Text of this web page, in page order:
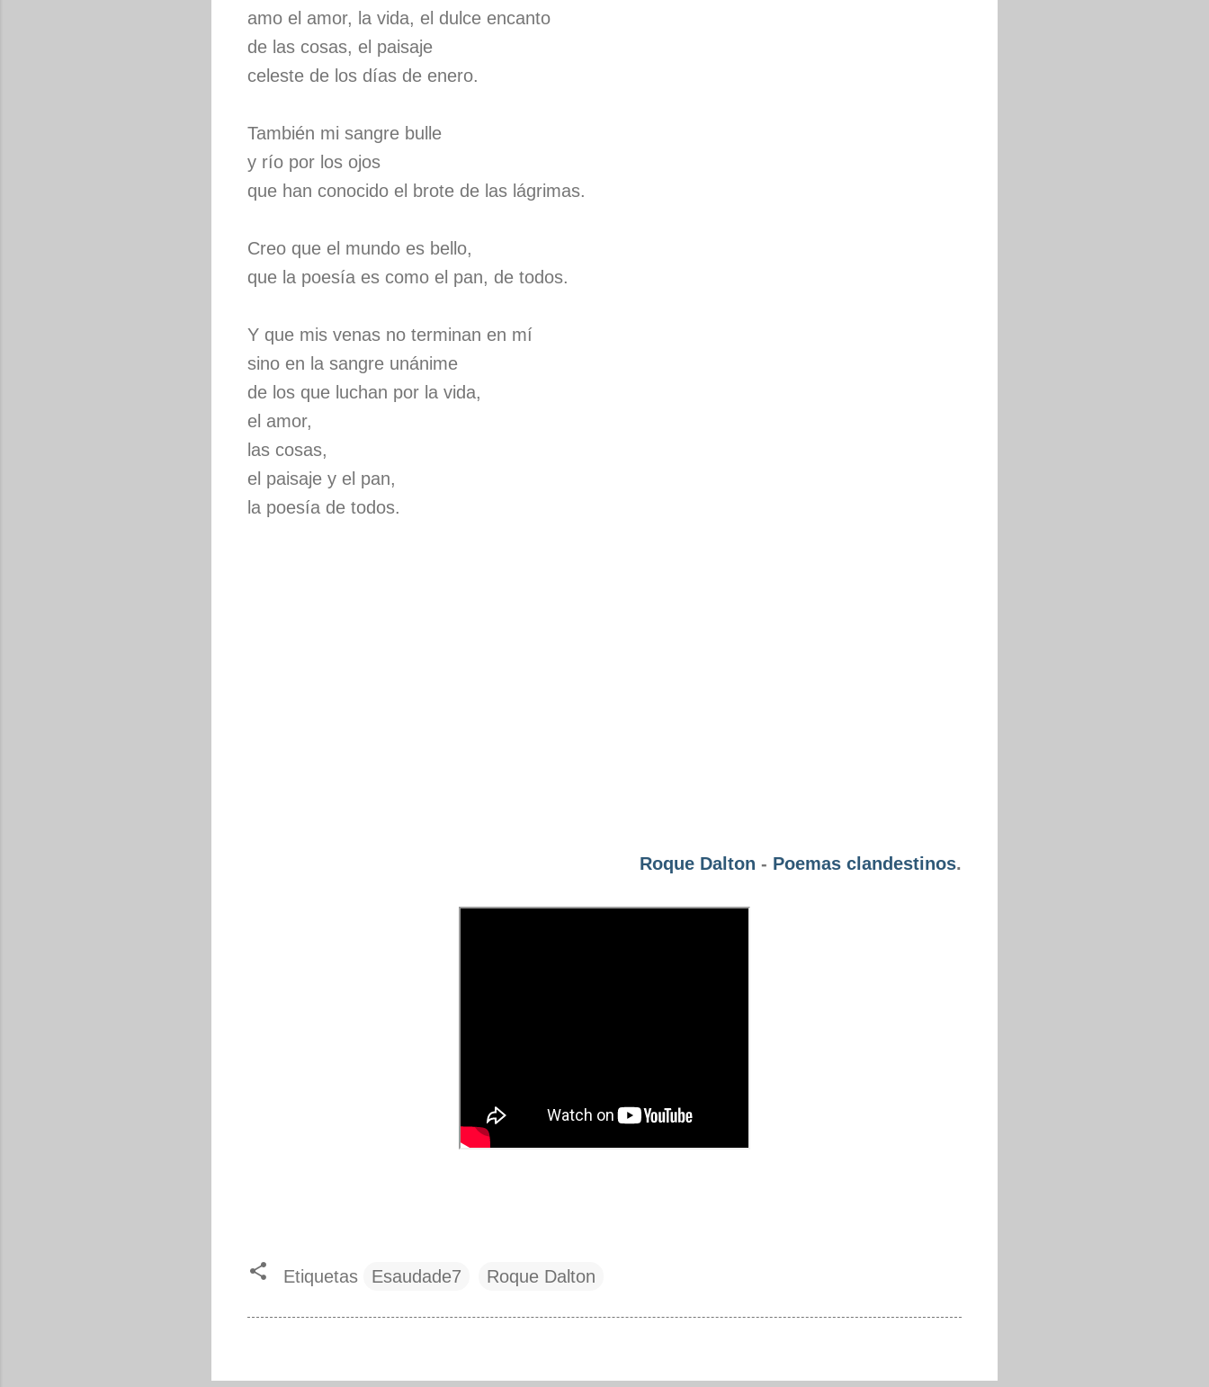
amo el amor, la vida, el dulce encanto
de las cosas, el paisaje
celeste de los días de enero.
También mi sangre bulle
y río por los ojos
que han conocido el brote de las lágrimas.
Creo que el mundo es bello,
que la poesía es como el pan, de todos.
Y que mis venas no terminan en mí
sino en la sangre unánime
de los que luchan por la vida,
el amor,
las cosas,
el paisaje y el pan,
la poesía de todos.
Roque Dalton - Poemas clandestinos.
Etiquetas Esaudade7 Roque Dalton